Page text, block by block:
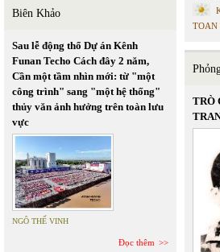
Biên Khảo
Sau lễ động thổ Dự án Kênh
Funan Techo Cách đây 2 năm,
Cần một tầm nhìn mới: từ "một
công trình" sang "một hệ thống"
thủy văn ảnh hưởng trên toàn lưu
vực
NGÔ THẾ VINH
Đọc thêm
TOAN
TRÒ